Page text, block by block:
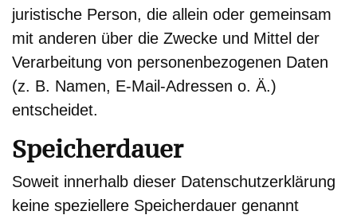
juristische Person, die allein oder gemeinsam
mit anderen über die Zwecke und Mittel der
Verarbeitung von personenbezogenen Daten
(z. B. Namen, E-Mail-Adressen o. Ä.)
entscheidet.
Speicherdauer
Soweit innerhalb dieser Datenschutzerklärung
keine speziellere Speicherdauer genannt